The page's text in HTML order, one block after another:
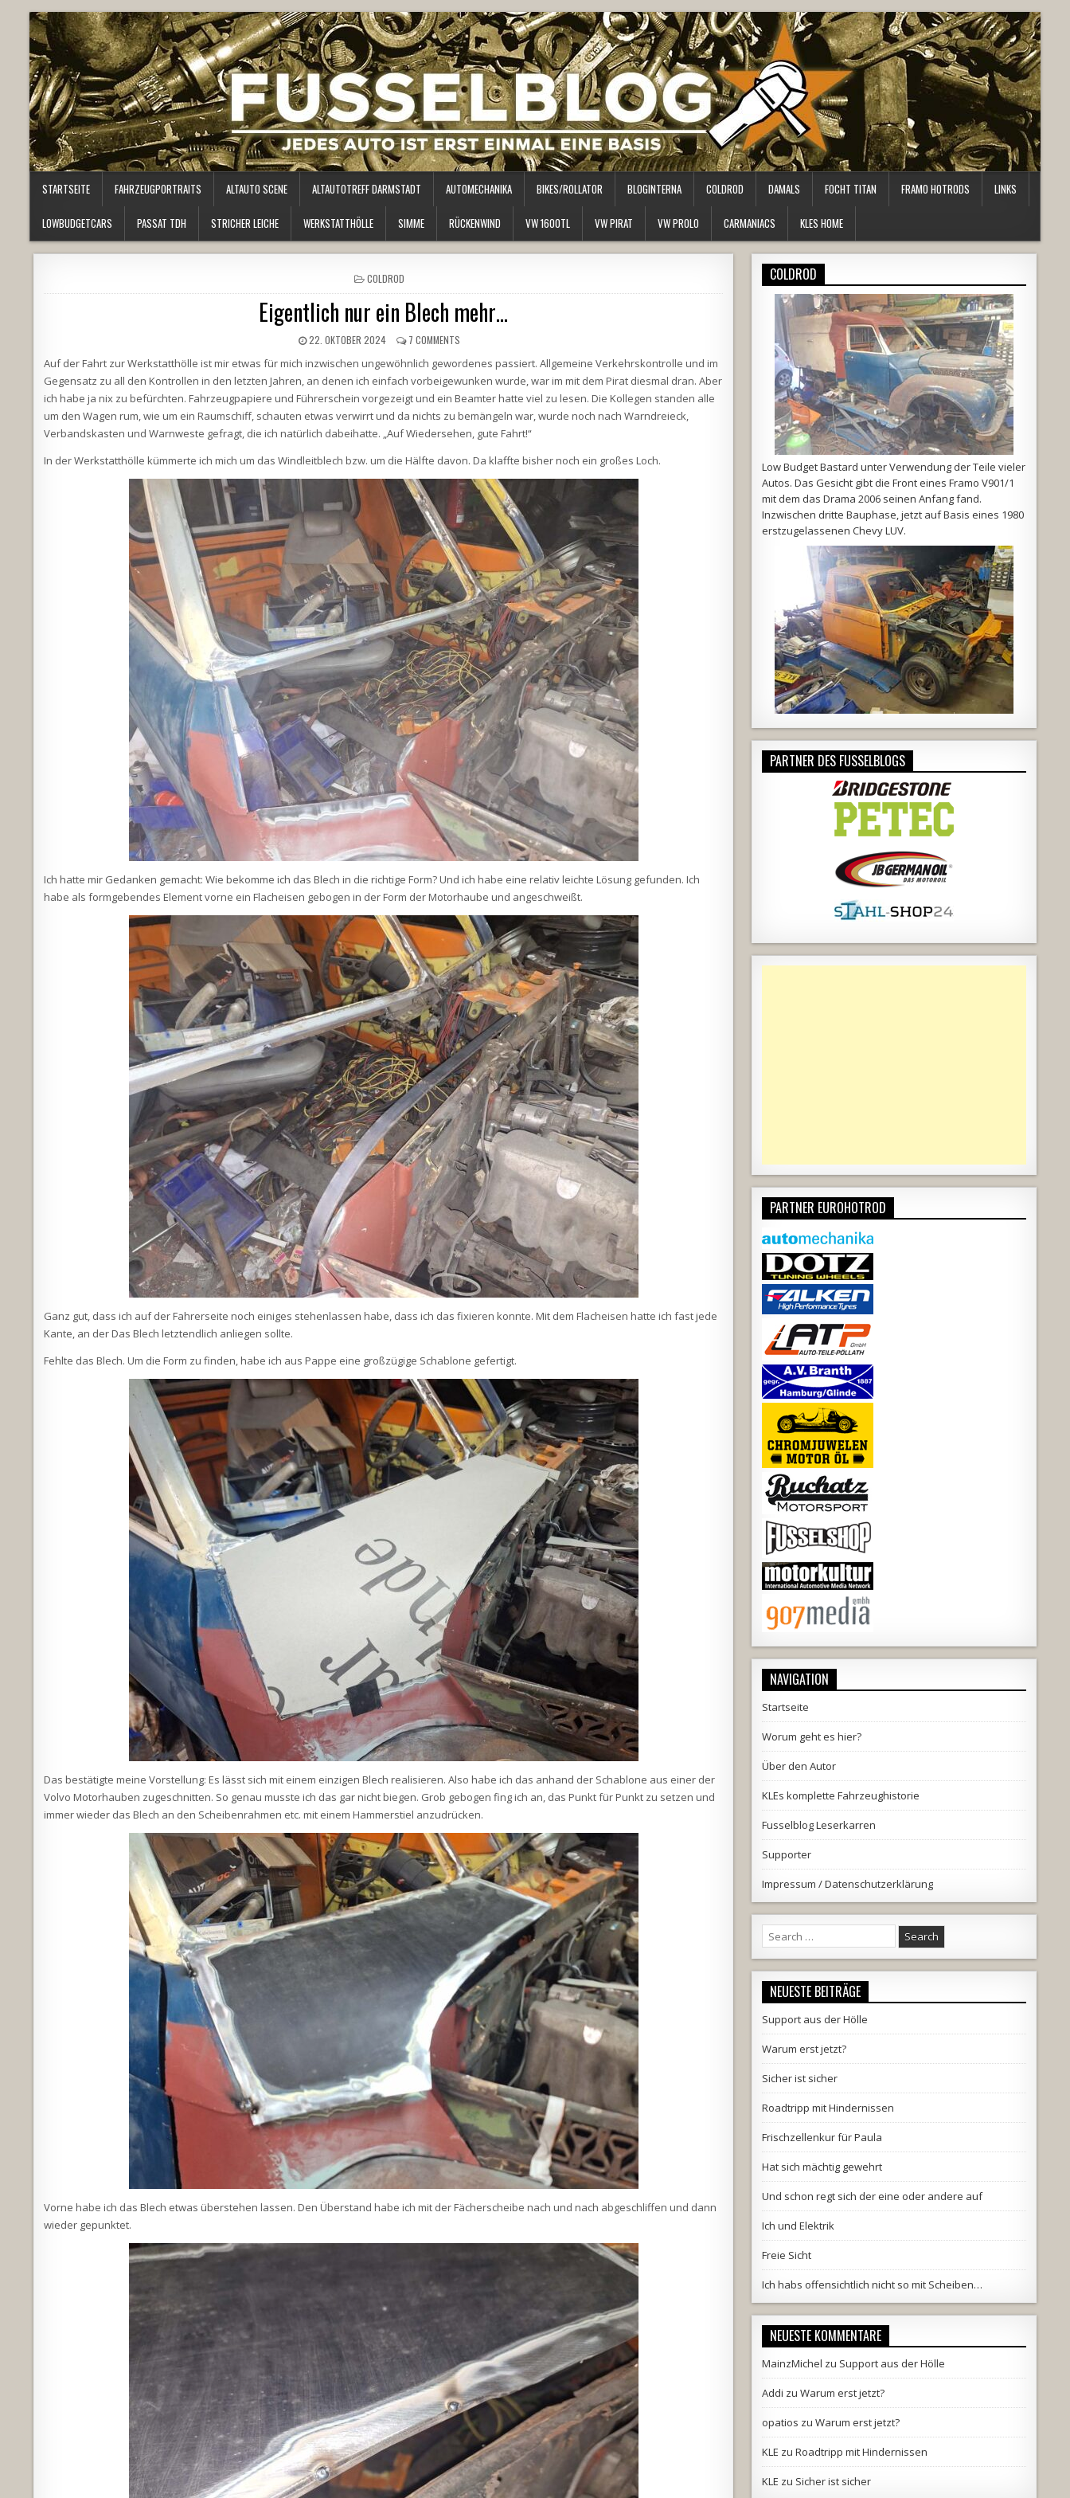
STARTSEITE FAHRZEUGPORTRAITS ALTAUTO SCENE ALTAUTOTREFF DARMSTADT AUTOMECHANIKA BIKES/ROLLATOR BLOGINTERNA COLDROD DAMALS FOCHT TITAN FRAMO HOTRODS LINKS
LOWBUDGETCARS PASSAT TDH STRICHER LEICHE WERKSTATTHÖLLE SIMME RÜCKENWIND VW 1600TL VW PIRAT VW PROLO CARMANIACS KLES HOME
POSTED
IN
COLDROD
Eigentlich nur ein Blech mehr…
22. OKTOBER 2024 7 COMMENTS
Auf der Fahrt zur Werkstatthölle ist mir etwas für mich inzwischen ungewöhnlich gewordenes passiert. Allgemeine Verkehrskontrolle und im
Gegensatz zu all den Kontrollen in den letzten Jahren, an denen ich einfach vorbeigewunken wurde, war im mit dem Pirat diesmal dran. Aber
ich habe ja nix zu befürchten. Fahrzeugpapiere und Führerschein vorgezeigt und ein Beamter hatte viel zu lesen. Die Kollegen standen alle
um den Wagen rum, wie um ein Raumschiff, schauten etwas verwirrt und da nichts zu bemängeln war, wurde noch nach Warndreieck,
Verbandskasten und Warnweste gefragt, die ich natürlich dabeihatte. „Auf Wiedersehen, gute Fahrt!“
In der Werkstatthölle kümmerte ich mich um das Windleitblech bzw. um die Hälfte davon. Da klaffte bisher noch ein großes Loch.
Ich hatte mir Gedanken gemacht: Wie bekomme ich das Blech in die richtige Form? Und ich habe eine relativ leichte Lösung gefunden. Ich
habe als formgebendes Element vorne ein Flacheisen gebogen in der Form der Motorhaube und angeschweißt.
Ganz gut, dass ich auf der Fahrerseite noch einiges stehenlassen habe, dass ich das fixieren konnte. Mit dem Flacheisen hatte ich fast jede
Kante, an der Das Blech letztendlich anliegen sollte.
Fehlte das Blech. Um die Form zu finden, habe ich aus Pappe eine großzügige Schablone gefertigt.
Das bestätigte meine Vorstellung: Es lässt sich mit einem einzigen Blech realisieren. Also habe ich das anhand der Schablone aus einer der
Volvo Motorhauben zugeschnitten. So genau musste ich das gar nicht biegen. Grob gebogen fing ich an, das Punkt für Punkt zu setzen und
immer wieder das Blech an den Scheibenrahmen etc. mit einem Hammerstiel anzudrücken.
Vorne habe ich das Blech etwas überstehen lassen. Den Überstand habe ich mit der Fächerscheibe nach und nach abgeschliffen und dann
wieder gepunktet.
COLDROD
Low Budget Bastard unter Verwendung der Teile vieler
Autos. Das Gesicht gibt die Front eines Framo V901/1
mit dem das Drama 2006 seinen Anfang fand.
Inzwischen dritte Bauphase, jetzt auf Basis eines 1980
erstzugelassenen Chevy LUV.
PARTNER DES FUSSELBLOGS
PARTNER EUROHOTROD
NAVIGATION
Startseite
Worum geht es hier?
Über den Autor
KLEs komplette Fahrzeughistorie
Fusselblog Leserkarren
Supporter
Impressum / Datenschutzerklärung
Search
for:
NEUESTE BEITRÄGE
Support aus der Hölle
Warum erst jetzt?
Sicher ist sicher
Roadtripp mit Hindernissen
Frischzellenkur für Paula
Hat sich mächtig gewehrt
Und schon regt sich der eine oder andere auf
Ich und Elektrik
Freie Sicht
Ich habs offensichtlich nicht so mit Scheiben…
NEUESTE KOMMENTARE
MainzMichel zu Support aus der Hölle
Addi zu Warum erst jetzt?
opatios zu Warum erst jetzt?
KLE zu Roadtripp mit Hindernissen
KLE zu Sicher ist sicher